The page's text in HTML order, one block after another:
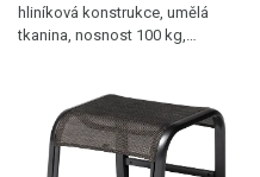
hliníková konstrukce, umělá
tkanina, nosnost 100 kg,